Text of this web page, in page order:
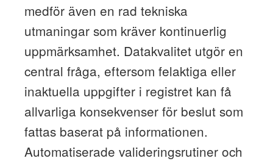
medför även en rad tekniska
utmaningar som kräver kontinuerlig
uppmärksamhet. Datakvalitet utgör en
central fråga, eftersom felaktiga eller
inaktuella uppgifter i registret kan få
allvarliga konsekvenser för beslut som
fattas baserat på informationen.
Automatiserade valideringsrutiner och